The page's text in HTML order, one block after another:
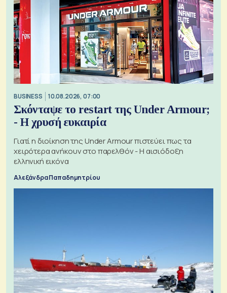
BUSINESS 10.08.2026, 07:00
Σκόνταψε το restart της Under Armour;
- Η χρυσή ευκαιρία
Γιατί η διοίκηση της Under Armour πιστεύει πως τα
χειρότερα ανήκουν στο παρελθόν - Η αισιόδοξη
ελληνική εικόνα
Αλεξάνδρα Παπαδημητρίου